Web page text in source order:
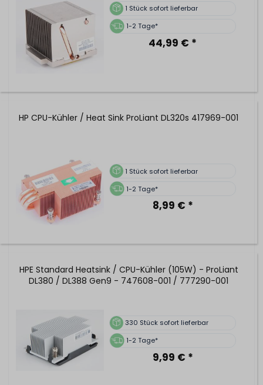
1 Stück sofort lieferbar
1-2 Tage*
44,99 € *
HP CPU-Kühler / Heat Sink ProLiant DL320s 417969-001
1 Stück sofort lieferbar
1-2 Tage*
8,99 € *
HPE Standard Heatsink / CPU-Kühler (105W) - ProLiant
DL380 / DL388 Gen9 - 747608-001 / 777290-001
330 Stück sofort lieferbar
1-2 Tage*
9,99 € *